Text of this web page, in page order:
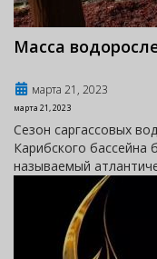
Масса
марта 21, 2023
марта 21, 2023
Сезон саргассовых
Карибского бассейна
называемый